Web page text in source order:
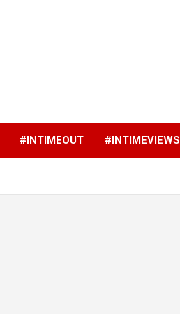
#INTIMEOUT #INTIMEVIEWS